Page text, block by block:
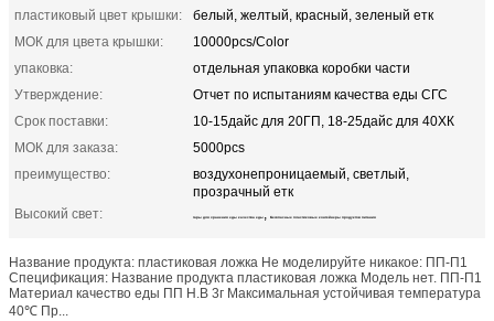
пластиковый цвет крышки:
белый, желтый, красный, зеленый етк
МОК для цвета крышки:
10000pcs/Color
упаковка:
отдельная упаковка коробки части
Утверждение:
Отчет по испытаниям качества еды СГС
Срок поставки:
10-15дайс для 20ГП, 18-25дайс для 40ХК
МОК для заказа:
5000pcs
преимущество:
воздухонепроницаемый, светлый,
прозрачный етк
Высокий свет:
тары для хранения еды качества еды , Безопасные пластиковые контейнеры продуктов питания
Название продукта: пластиковая ложка Не моделируйте никакое: ПП-П1
Спецификация: Название продукта пластиковая ложка Модель нет. ПП-П1
Материал качество еды ПП Н.В 3г Максимальная устойчивая температура
40℃ Пр...